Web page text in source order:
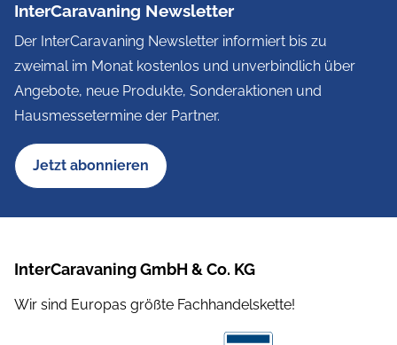
InterCaravaning Newsletter
Der InterCaravaning Newsletter informiert bis zu
zweimal im Monat kostenlos und unverbindlich über
Angebote, neue Produkte, Sonderaktionen und
Hausmessetermine der Partner.
Jetzt abonnieren
InterCaravaning GmbH & Co. KG
Wir sind Europas größte Fachhandelskette!